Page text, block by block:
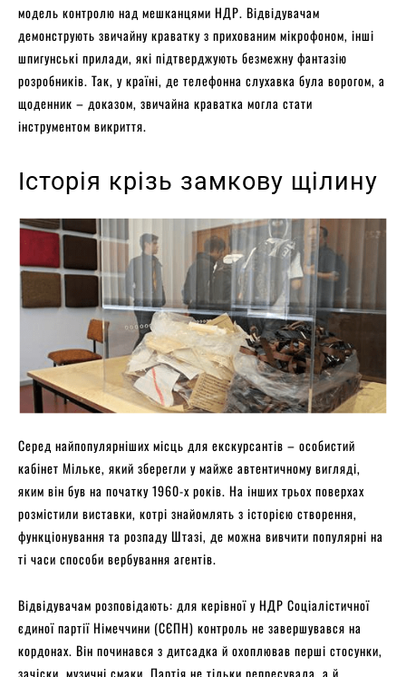
модель контролю над мешканцями НДР. Відвідувачам
демонструють звичайну краватку з прихованим мікрофоном, інші
шпигунські прилади, які підтверджують безмежну фантазію
розробників. Так, у країні, де телефонна слухавка була ворогом, а
щоденник – доказом, звичайна краватка могла стати
інструментом викриття.
Історія крізь замкову щілину
Серед найпопулярніших місць для екскурсантів – особистий
кабінет Мільке, який зберегли у майже автентичному вигляді,
яким він був на початку 1960-х років. На інших трьох поверхах
розмістили виставки, котрі знайомлять з історією створення,
функціонування та розпаду Штазі, де можна вивчити популярні на
ті часи способи вербування агентів.
Відвідувачам розповідають: для керівної у НДР Соціалістичної
єдиної партії Німеччини (СЄПН) контроль не завершувався на
кордонах. Він починався з дитсадка й охоплював перші стосунки,
зачіски, музичні смаки. Партія не тільки репресувала, а й